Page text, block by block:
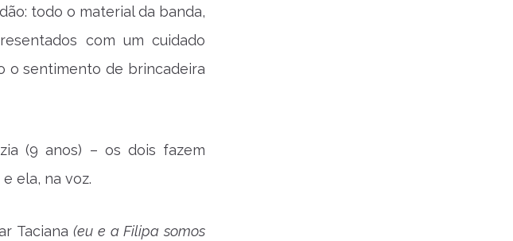
todo o material da banda,
com um cuidado
o sentimento de brincadeira
(9 anos) – os dois fazem
ela, na voz.
Taciana(eu e a Filipa somos